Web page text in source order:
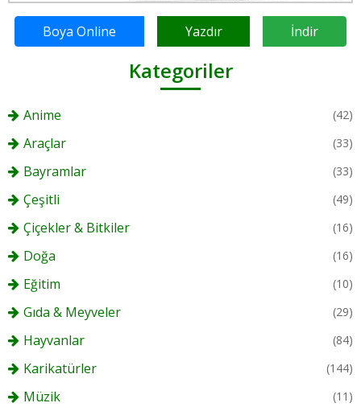
Boya Online Yazdır İndir
Kategoriler
Anime (42)
Araçlar (33)
Bayramlar (33)
Çeşitli (49)
Çiçekler & Bitkiler (16)
Doğa (16)
Eğitim (10)
Gıda & Meyveler (29)
Hayvanlar (84)
Karikatürler (144)
Müzik (11)